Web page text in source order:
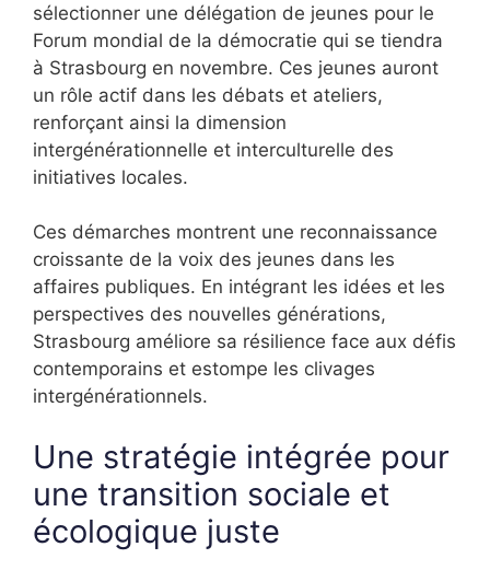
sélectionner une délégation de jeunes pour le
Forum mondial de la démocratie qui se tiendra
à Strasbourg en novembre. Ces jeunes auront
un rôle actif dans les débats et ateliers,
renforçant ainsi la dimension
intergénérationnelle et interculturelle des
initiatives locales.
Ces démarches montrent une reconnaissance
croissante de la voix des jeunes dans les
affaires publiques. En intégrant les idées et les
perspectives des nouvelles générations,
Strasbourg améliore sa résilience face aux défis
contemporains et estompe les clivages
intergénérationnels.
Une stratégie intégrée pour
une transition sociale et
écologique juste